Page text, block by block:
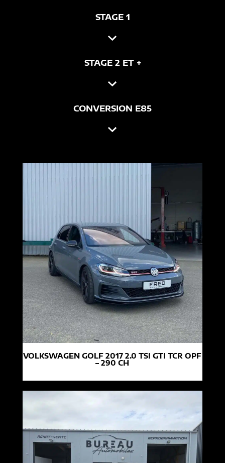
CONVERSION E85
STAGE 1
STAGE 2 ET +
VOLKSWAGEN GOLF 2017 2.0 TSI GTI TCR OPF
– 290 CH